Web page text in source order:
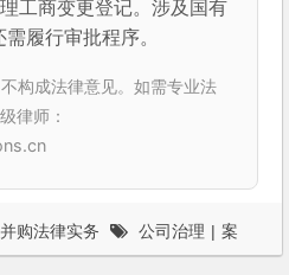
工商变更登记。涉及国有
履行审批程序。
构成法律意见。如需专业法
律师：
购法律实务 公司治理 | 案